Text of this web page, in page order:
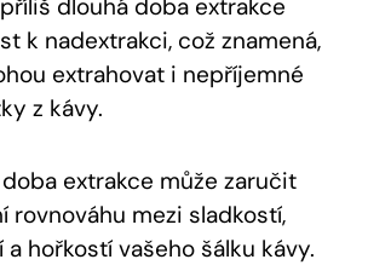
dlouhá doba extrakce
k nadextrakci, což znamená,
extrahovat i nepříjemné
z kávy.
extrakce může zaručit
rovnováhu mezi sladkostí,
a hořkostí vašeho šálku kávy.